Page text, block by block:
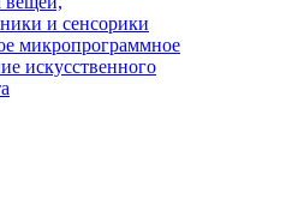
и сенсорики
микропрограммное
искусственного